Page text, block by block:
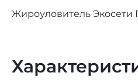
Жироуловитель